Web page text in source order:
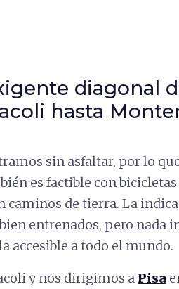
diagonal
hasta
sin asfaltar, por lo
es factible con
caminos de tierra. La
entrenados, pero nada
accesible a todo el mundo.
y nos dirigimos a Pisa